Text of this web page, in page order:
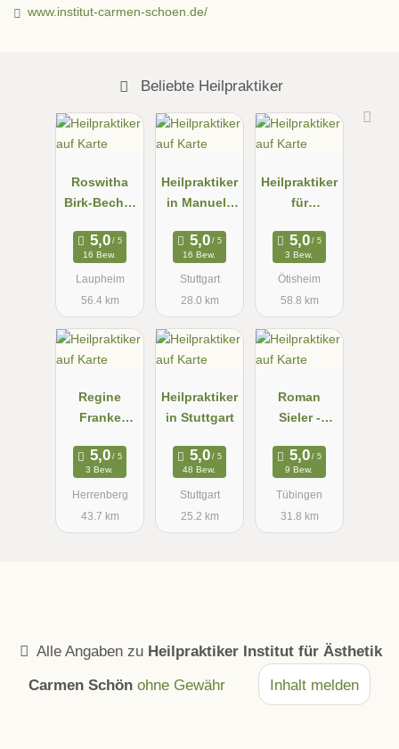
www.institut-carmen-schoen.de/
Beliebte Heilpraktiker
Roswitha
Birk-Becht -
in für
Psychothera
pie
16 Bew.
Laupheim
56.4 km
Heilpraktiker
in Manuela
16 Bew.
Stuttgart
28.0 km
Heilpraktiker
für
pie N.
Raess-
Beuchle
3 Bew.
Ötisheim
58.8 km
Regine
Franke
in
3 Bew.
Herrenberg
43.7 km
Heilpraktiker
in Stuttgart
48 Bew.
Stuttgart
25.2 km
Roman
Sieler -
ut &
Heilpraktiker
9 Bew.
Tübingen
31.8 km
Alle Angaben zu Heilpraktiker Institut für Ästhetik
Carmen Schön ohne Gewähr Inhalt melden